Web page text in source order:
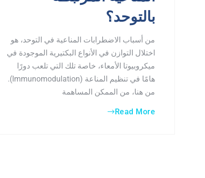
بالتوحد؟
من أسباب الاضطرابات المناعية في التوحد، هو
اختلال التوازن في الأنواع البكتيرية الموجودة في
ميكروبيوتا الأمعاء، خاصة تلك التي تلعب دورًا
هامًا في تنظيم المناعة (Immunomodulation).
من هنا، من الممكن المساهمة
Read More